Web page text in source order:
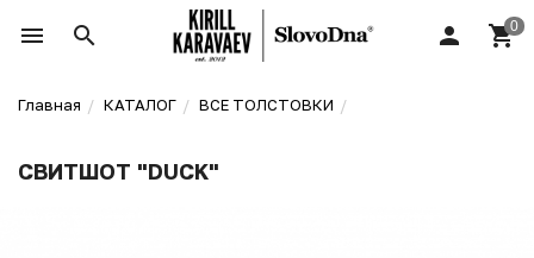
Главная КАТАЛОГ ВСЕ ТОЛСТОВКИ
СВИТШОТ "DUCK"